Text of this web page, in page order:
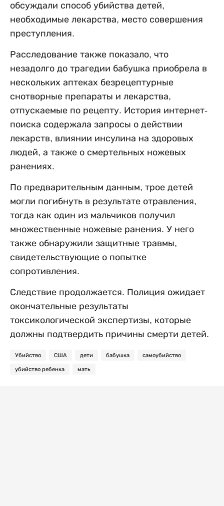
обсуждали способ убийства детей,
необходимые лекарства, место совершения
преступления.
Расследование также показало, что
незадолго до трагедии бабушка приобрела в
нескольких аптеках безрецептурные
снотворные препараты и лекарства,
отпускаемые по рецепту. История интернет-
поиска содержала запросы о действии
лекарств, влиянии инсулина на здоровых
людей, а также о смертельных ножевых
ранениях.
По предварительным данным, трое детей
могли погибнуть в результате отравления,
тогда как один из мальчиков получил
множественные ножевые ранения. У него
также обнаружили защитные травмы,
свидетельствующие о попытке
сопротивления.
Следствие продолжается. Полиция ожидает
окончательные результаты
токсикологической экспертизы, которые
должны подтвердить причины смерти детей.
Убийство США дети бабушка самоубийство
убийство ребенка мать